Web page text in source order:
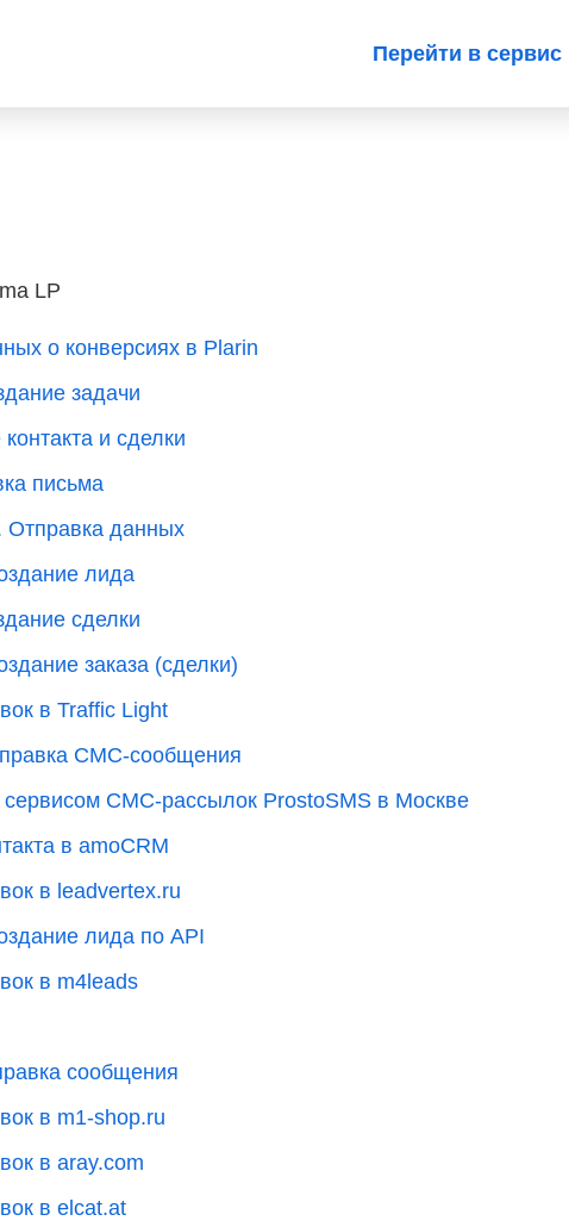
Перейти в сервис
LP
о конверсиях в Plarin
задачи
и сделки
письма
данных
лида
сделки
заказа (сделки)
в Traffic Light
СМС-сообщения
СМС-рассылок ProstoSMS в Москве
в amoCRM
в leadvertex.ru
лида по API
в m4leads
сообщения
в m1-shop.ru
в aray.com
в elcat.at